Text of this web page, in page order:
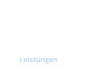
Leistungen